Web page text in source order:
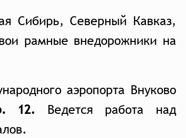
Сибирь, Северный Кавказ,
рамные внедорожники на
аэропорта Внуково
12. Ведется работа над